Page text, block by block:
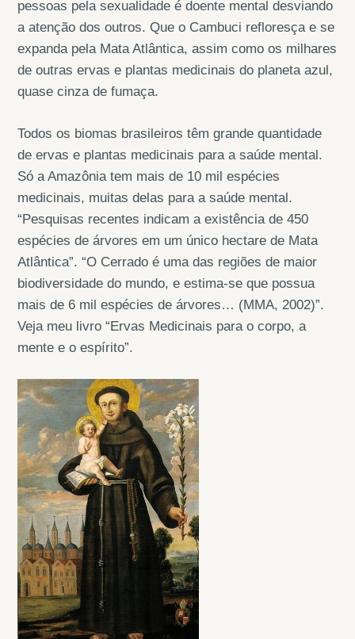
pessoas pela sexualidade é doente mental desviando
a atenção dos outros. Que o Cambuci refloresça e se
expanda pela Mata Atlântica, assim como os milhares
de outras ervas e plantas medicinais do planeta azul,
quase cinza de fumaça.
Todos os biomas brasileiros têm grande quantidade
de ervas e plantas medicinais para a saúde mental.
Só a Amazônia tem mais de 10 mil espécies
medicinais, muitas delas para a saúde mental.
“Pesquisas recentes indicam a existência de 450
espécies de árvores em um único hectare de Mata
Atlântica”. “O Cerrado é uma das regiões de maior
biodiversidade do mundo, e estima-se que possua
mais de 6 mil espécies de árvores… (MMA, 2002)”.
Veja meu livro “Ervas Medicinais para o corpo, a
mente e o espírito”.